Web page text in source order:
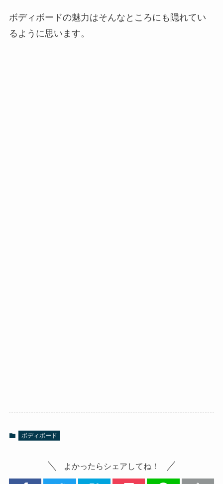
ボディボードの魅力はそんなところにも隠れてい
るように思います。
ボディボード
よかったらシェアしてね！